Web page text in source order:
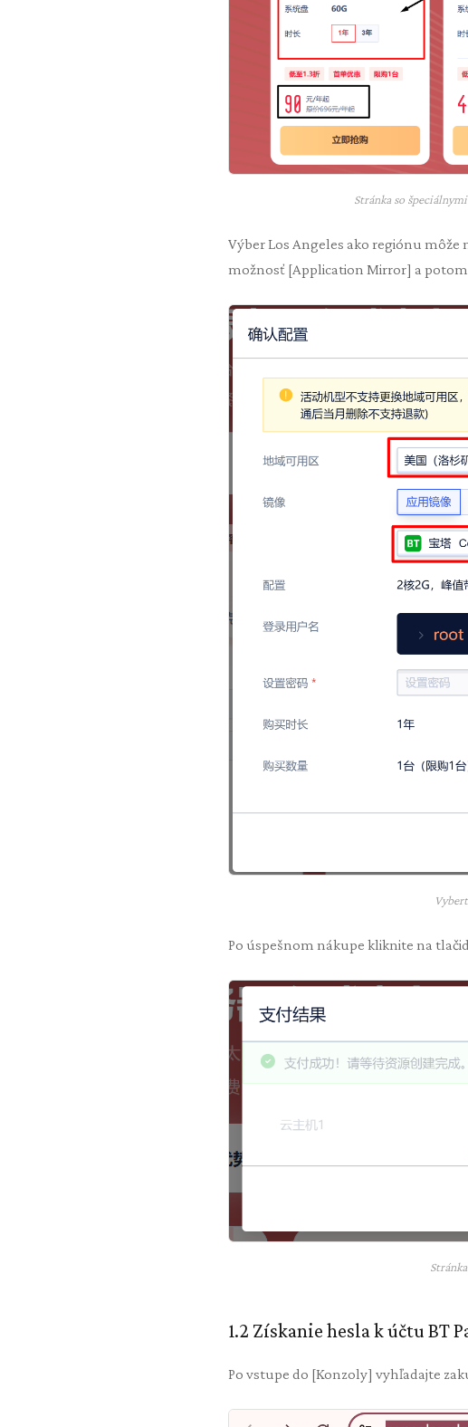
Stránka so
Výber Los Angeles ako regiónu
možnosť [Application Mirror] a potom
Po úspešnom nákupe kliknite na
1.2 Získanie hesla k účtu BT
Po vstupe do [Konzoly] vyhľadajte